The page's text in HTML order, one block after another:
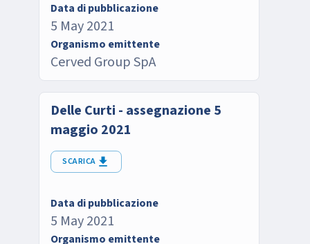
Data di pubblicazione
5 May 2021
Organismo emittente
Cerved Group SpA
Delle Curti - assegnazione 5
maggio 2021
SCARICA
Data di pubblicazione
5 May 2021
Organismo emittente